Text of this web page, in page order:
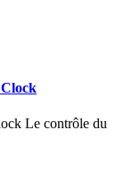
Le contrôle du